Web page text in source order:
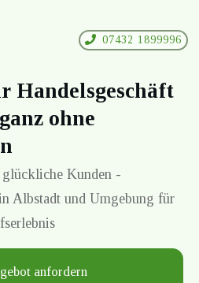
07432 1899996
Handelsgeschäft
ohne
glückliche Kunden -
Albstadt und Umgebung für
anfordern